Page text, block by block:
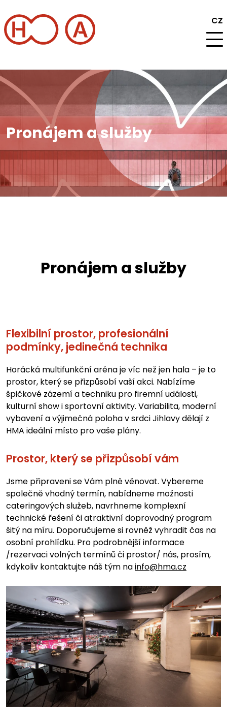
CZ
Program
Aktuality
Informace
Hotel
Sport
Kontakt
Pronájem a služby
Pronájem a služby
Flexibilní prostor, profesionální
podmínky, jedinečná technika
Horácká multifunkční aréna je víc než jen hala – je to
prostor, který se přizpůsobí vaší akci. Nabízíme
špičkové zázemí a techniku pro firemní události,
kulturní show i sportovní aktivity. Variabilita, moderní
vybavení a výjimečná poloha v srdci Jihlavy dělají z
HMA ideální místo pro vaše plány.
Prostor, který se přizpůsobí vám
Jsme připraveni se Vám plně věnovat. Vybereme
společně vhodný termín, nabídneme možnosti
cateringových služeb, navrhneme komplexní
technické řešení či atraktivní doprovodný program
šitý na míru. Doporučujeme si rovněž vyhradit čas na
osobní prohlídku. Pro podrobnější informace
/rezervaci volných termínů či prostor/ nás, prosím,
kdykoliv kontaktujte náš tým nainfo@hma.cz